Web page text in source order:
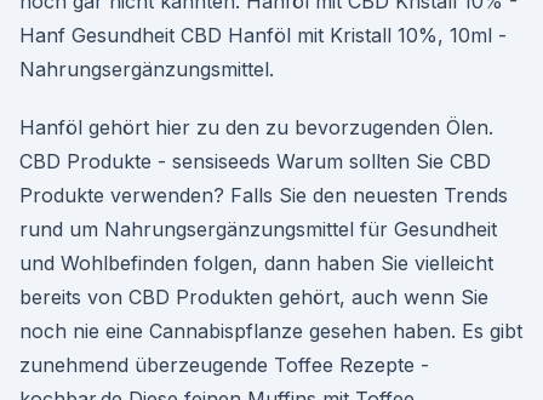
Hanf Gesundheit CBD Hanföl mit Kristall 10%, 10ml -
Nahrungsergänzungsmittel.
Hanföl gehört hier zu den zu bevorzugenden Ölen.
CBD Produkte - sensiseeds Warum sollten Sie CBD
Produkte verwenden? Falls Sie den neuesten Trends
rund um Nahrungsergänzungsmittel für Gesundheit
und Wohlbefinden folgen, dann haben Sie vielleicht
bereits von CBD Produkten gehört, auch wenn Sie
noch nie eine Cannabispflanze gesehen haben. Es gibt
zunehmend überzeugende Toffee Rezepte -